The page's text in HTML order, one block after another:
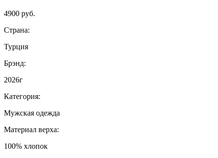
4900 руб.
Страна:
Турция
Брэнд:
2026г
Категория:
Мужская одежда
Материал верха:
100% хлопок